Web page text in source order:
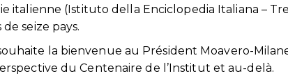
italienne (Istituto della Enciclopedia Italiana –
seize pays.
la bienvenue au Président Moavero-
du Centenaire de l’Institut et au-delà.